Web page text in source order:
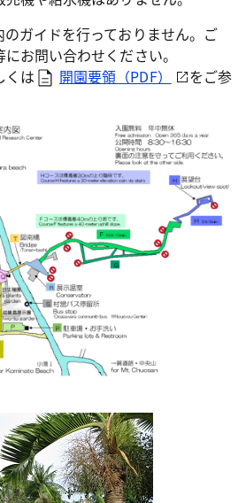
ガイドを行っておりません。ご
お問い合わせください。
くは
開園要領（PDF）
をご参